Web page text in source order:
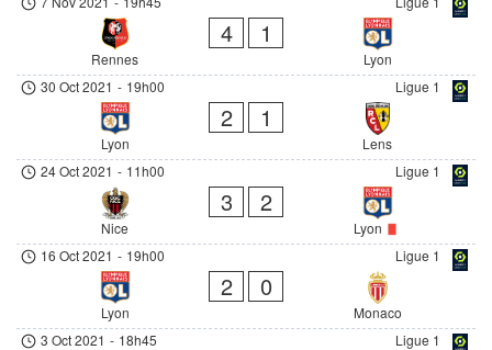
Rennes
4 1
Lyon
Ligue 1
30 Oct 2021 - 19h00
Lyon
2 1
Lens
Ligue 1
24 Oct 2021 - 11h00
Nice
3 2
Lyon
Ligue 1
16 Oct 2021 - 19h00
Lyon
2 0
Monaco
Ligue 1
3 Oct 2021 - 18h45